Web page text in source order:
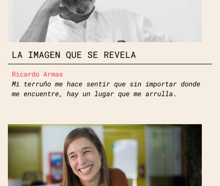
LA IMAGEN QUE SE REVELA
Ricardo Armas
Mi terruño me hace sentir que sin importar donde
me encuentre, hay un lugar que me arrulla.